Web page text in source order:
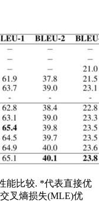
比较. *代表直接优
叉熵损失(MLE)优